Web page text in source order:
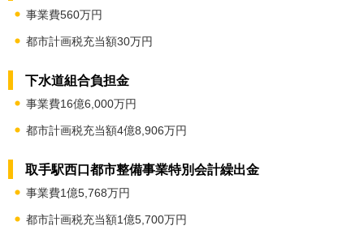
事業費560万円
都市計画税充当額30万円
下水道組合負担金
事業費16億6,000万円
都市計画税充当額4億8,906万円
取手駅西口都市整備事業特別会計繰出金
事業費1億5,768万円
都市計画税充当額1億5,700万円